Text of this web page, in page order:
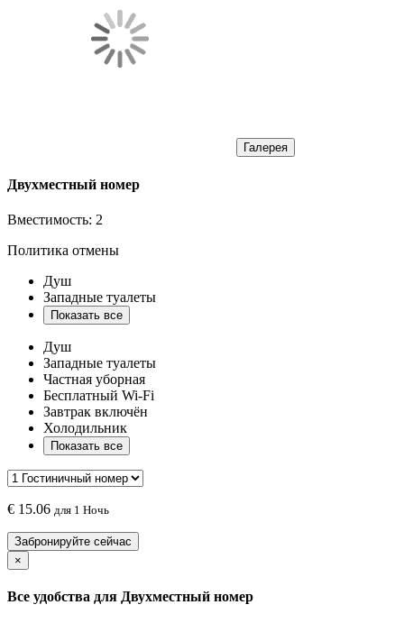
Галерея
Двухместный номер
Вместимость: 2
Политика отмены
Душ
Западные туалеты
Показать все
Душ
Западные туалеты
Частная уборная
Бесплатный Wi-Fi
Завтрак включён
Холодильник
Показать все
€ 15.06 для 1 Ночь
Забронируйте сейчас
×
Все удобства для Двухместный номер